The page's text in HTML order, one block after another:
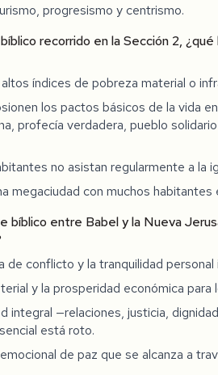
progresismo y centrismo.
recorrido en la Sección 2,
índices de pobreza material o
los pactos básicos de la vida
profecía verdadera, pueblo
no asistan regularmente a la
megaciudad con muchos
bíblico entre Babel y la Nueva
de conflicto y la tranquilidad personal
y la prosperidad económica para
integral —relaciones, justicia,
está roto.
de paz que se alcanza a